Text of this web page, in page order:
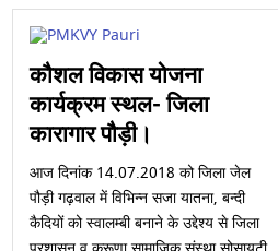
कौशल विकास योजना
कार्यक्रम स्थल- जिला
कारागार पौड़ी।
आज दिनांक 14.07.2018 को जिला जेल
पौड़ी गढ़वाल में विभिन्न सजा यातना, बन्दी
कैदियों को स्वालम्बी बनाने के उद्देश्य से जिला